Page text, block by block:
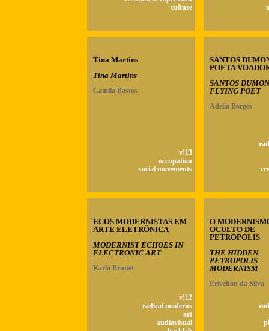
culture
Tina Martins
Tina Martins
Camila Bastos
v!13
occupation
social movements
SANTOS
POETA
SANTOS
FLYING POET
Adelia Borges
ECOS MODERNISTAS EM
ARTE ELETRÔNICA
MODERNIST ECHOES IN
ELECTRONIC ART
Karla Brunet
v!12
radical moderns
art
audiovisual
O
OCULTO DE
PETRÓPOLIS
THE HIDDEN
PETROPOLIS
MODERNISM
Erivelton da Silva